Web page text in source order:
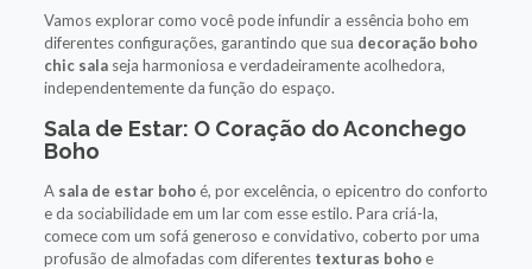
Vamos explorar como você pode infundir a essência boho em
diferentes configurações, garantindo que sua decoração boho
chic salaseja harmoniosa e verdadeiramente acolhedora,
independentemente da função do espaço.
Sala de Estar: O Coração do Aconchego
Boho
A sala de estar bohoé, por excelência, o epicentro do conforto
e da sociabilidade em um lar com esse estilo. Para criá-la,
comece com um sofá generoso e convidativo, coberto por uma
profusão de almofadas com diferentes texturas bohoe